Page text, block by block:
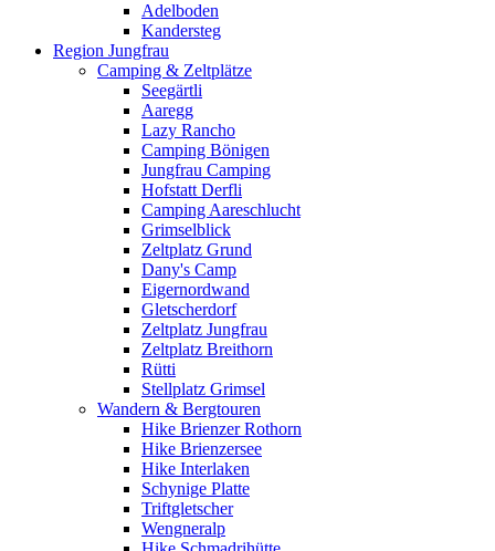
Adelboden
Kandersteg
Region Jungfrau
Camping & Zeltplätze
Seegärtli
Aaregg
Lazy Rancho
Camping Bönigen
Jungfrau Camping
Hofstatt Derfli
Camping Aareschlucht
Grimselblick
Zeltplatz Grund
Dany's Camp
Eigernordwand
Gletscherdorf
Zeltplatz Jungfrau
Zeltplatz Breithorn
Rütti
Stellplatz Grimsel
Wandern & Bergtouren
Hike Brienzer Rothorn
Hike Brienzersee
Hike Interlaken
Schynige Platte
Triftgletscher
Wengneralp